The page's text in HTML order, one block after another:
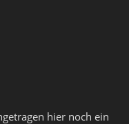
hier noch ein